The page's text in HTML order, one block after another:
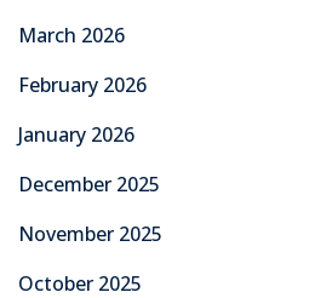
March 2026
February 2026
January 2026
December 2025
November 2025
October 2025